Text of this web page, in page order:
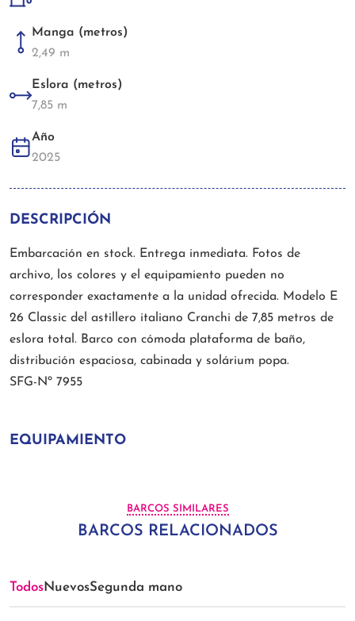
Manga (metros)
2,49 m
Eslora (metros)
7,85 m
Año
2025
DESCRIPCIÓN
Embarcación en stock. Entrega inmediata. Fotos de
archivo, los colores y el equipamiento pueden no
corresponder exactamente a la unidad ofrecida. Modelo E
26 Classic del astillero italiano Cranchi de 7,85 metros de
eslora total. Barco con cómoda plataforma de baño,
distribución espaciosa, cabinada y solárium popa.
SFG-Nº 7955
EQUIPAMIENTO
BARCOS SIMILARES
BARCOS RELACIONADOS
TodosNuevosSegunda mano